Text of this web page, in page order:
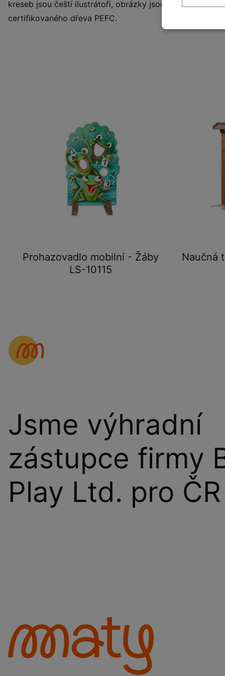
kreseb jsou čeští ilustrátoři, obrázky jsou chráněny
certifikovaného dřeva PEFC.
Prohazovadlo mobilní - Žáby
LS-10115
Naučná
Jsme výhradní
zástupce firmy
Play Ltd. pro ČR